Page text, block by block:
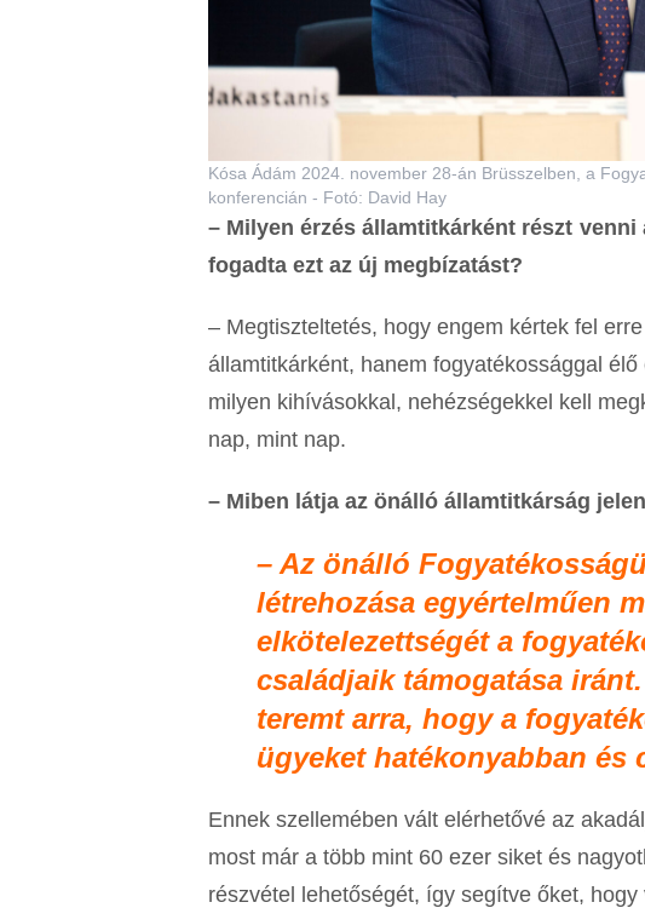
Kósa Ádám 2024. november 28-án Brüsszelben, a
konferencián - Fotó: David Hay
– Milyen érzés államtitkárként részt
fogadta ezt az új megbízatást?
– Megtiszteltetés, hogy engem kértek fel
államtitkárként, hanem fogyatékossággal
milyen kihívásokkal, nehézségekkel kell
nap, mint nap.
– Miben látja az önálló államtitkárság
– Az önálló
létrehozása egyértelműen
elkötelezettségét a
családjaik támogatása
teremt arra, hogy a
ügyeket hatékonyabban és
Ennek szellemében vált elérhetővé az
most már a több mint 60 ezer siket és
részvétel lehetőségét, így segítve őket,